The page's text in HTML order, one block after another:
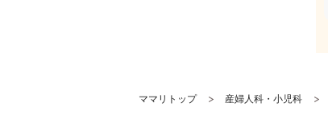
ママリトップ 産婦人科・小児科